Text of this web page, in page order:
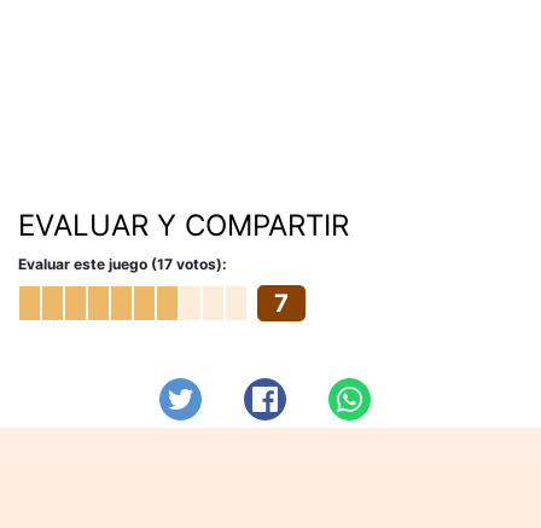
EVALUAR Y COMPARTIR
Evaluar este juego (17 votos):
7